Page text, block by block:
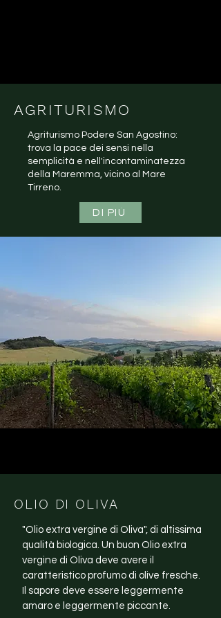
AGRITURISMO
Agriturismo Podere San Agostino:
trova la pace dei sensi nella
semplicità e nell'incontaminatezza
della Maremma, vicino al Mare
Tirreno.
DI PIÙ
OLIO DI OLIVA
"Olio extra vergine di Oliva", di altissima
qualità biologica. Un buon Olio extra
vergine di Oliva deve avere il
caratteristico profumo di olive fresche.
Il sapore deve essere leggermente
amaro e leggermente piccante.